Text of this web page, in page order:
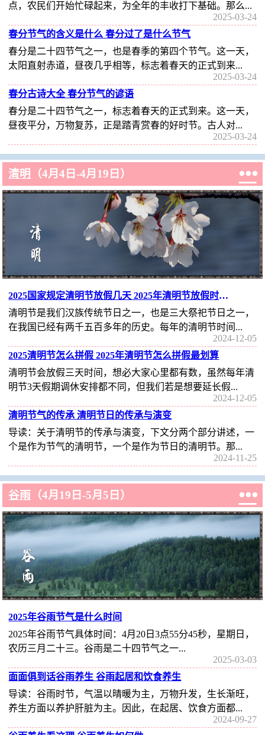
点，农民们开始忙碌起来，为全年的丰收打下基础。那么...
2025-03-24
春分节气的含义是什么 春分过了是什么节气
春分是二十四节气之一，也是春季的第四个节气。这一天，
太阳直射赤道，昼夜几乎相等，标志着春天的正式到来...
2025-03-24
春分古诗大全 春分节气的谚语
春分是二十四节气之一，标志着春天的正式到来。这一天，
昼夜平分，万物复苏，正是踏青赏春的好时节。古人对...
2025-03-24
清明 （4月4日-4月19日） 
2025国家规定清明节放假几天 2025年清明节放假时间安排表
清明节是我们汉族传统节日之一，也是三大祭祀节日之一，
在我国已经有两千五百多年的历史。每年的清明节时间...
2024-12-05
2025清明节怎么拼假 2025年清明节怎么拼假最划算
清明节会放假三天时间，想必大家心里都有数，虽然每年清
明节3天假期调休安排都不同，但我们若是想要延长假...
2024-12-05
清明节气的传承 清明节日的传承与演变
导读：关于清明节的传承与演变，下文分两个部分讲述，一
个是作为节气的清明节，一个是作为节日的清明节。那...
2024-11-25
谷雨 （4月19日-5月5日） 
2025年谷雨节气是什么时间
2025年谷雨节气具体时间：4月20日3点55分45秒，星期日，
农历三月二十三。谷雨是二十四节气之一...
2025-03-03
面面俱到话谷雨养生 谷雨起居和饮食养生
导读：谷雨时节，气温以晴暖为主，万物升发，生长渐旺，
养生方面以养护肝脏为主。因此，在起居、饮食方面都...
2024-09-27